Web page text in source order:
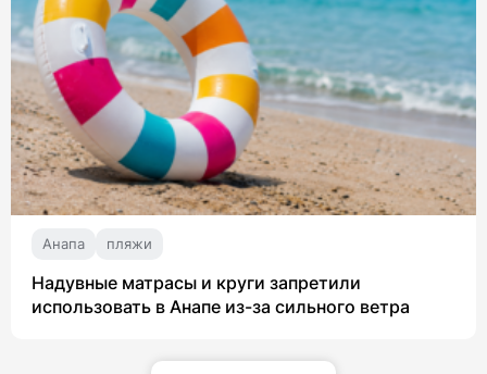
Анапа пляжи
Надувные матрасы и круги запретили
использовать в Анапе из-за сильного ветра